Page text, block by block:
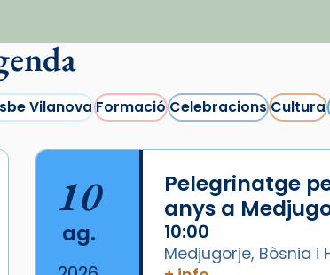
VilanovaFormacióCelebracionsCultura
10
ag.
Pelegrinatge
anys a
10:00
Medjugorje, Bòsnia i